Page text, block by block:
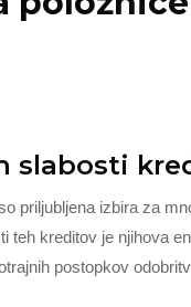
slabosti
priljubljena izbira za
teh kreditov je njihova
postopkov